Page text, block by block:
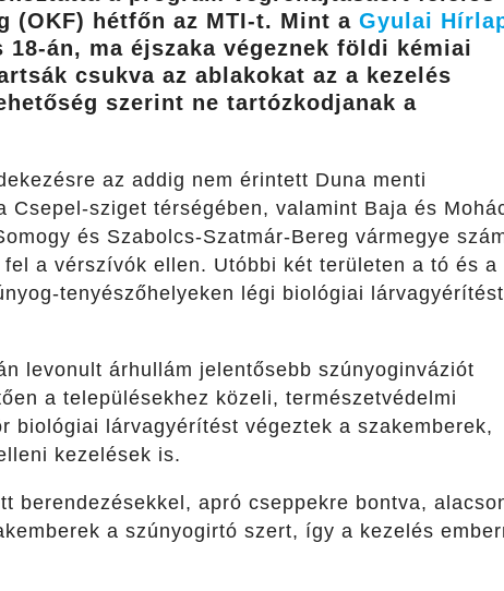
(OKF) hétfőn az MTI-t. Mint a Gyulai
18-án, ma éjszaka végeznek földi kémiai
csukva az ablakokat az a kezelés
szerint ne tartózkodjanak a
az addig nem érintett Duna menti
sziget térségében, valamint Baja és
és Szabolcs-Szatmár-Bereg vármegye
a vérszívók ellen. Utóbbi két területen a tó és a
tenyészőhelyeken légi biológiai
levonult árhullám jelentősebb szúnyoginváziót
a településekhez közeli, természetvédelmi
biológiai lárvagyérítést végeztek a szakemberek,
kezelések is.
berendezésekkel, apró cseppekre bontva,
a szúnyogirtó szert, így a kezelés